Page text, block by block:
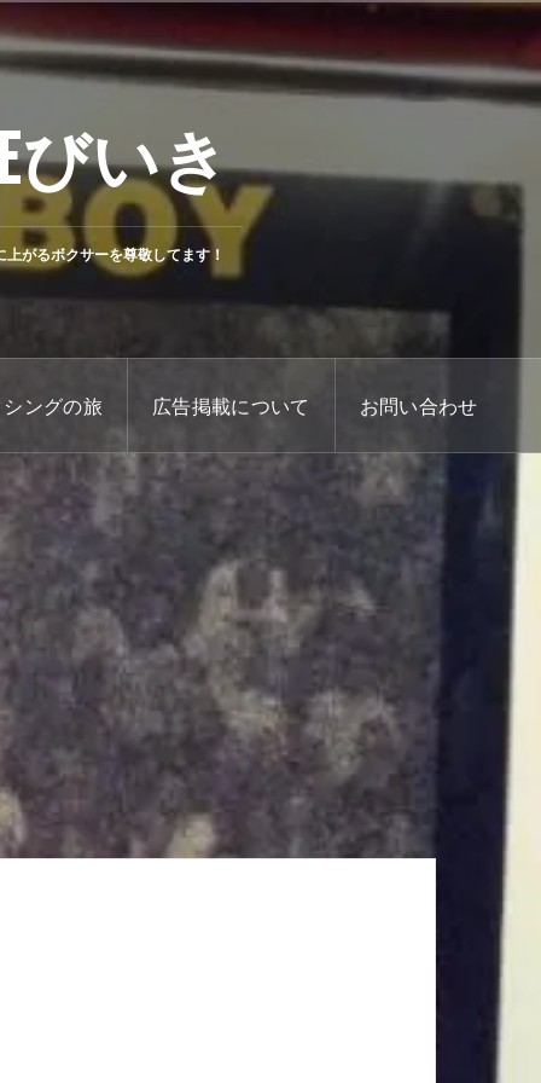
びいき
がるボクサーを尊敬してます！
ングの旅 広告掲載について お問い合わせ